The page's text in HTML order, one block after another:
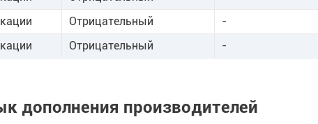
Отрицательный
-
Отрицательный -
дополнения производителей